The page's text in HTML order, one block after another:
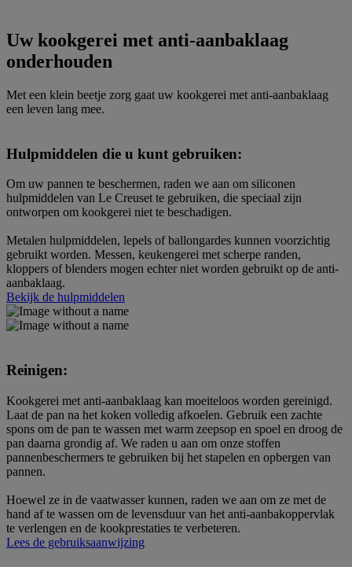
Uw kookgerei met anti-aanbaklaag
onderhouden
Met een klein beetje zorg gaat uw kookgerei met anti-aanbaklaag
een leven lang mee.
Hulpmiddelen die u kunt gebruiken:
Om uw pannen te beschermen, raden we aan om siliconen
hulpmiddelen van Le Creuset te gebruiken, die speciaal zijn
ontworpen om kookgerei niet te beschadigen.
Metalen hulpmiddelen, lepels of ballongardes kunnen voorzichtig
gebruikt worden. Messen, keukengerei met scherpe randen,
kloppers of blenders mogen echter niet worden gebruikt op de anti-
aanbaklaag.
Bekijk de hulpmiddelen
Reinigen:
Kookgerei met anti-aanbaklaag kan moeiteloos worden gereinigd.
Laat de pan na het koken volledig afkoelen. Gebruik een zachte
spons om de pan te wassen met warm zeepsop en spoel en droog de
pan daarna grondig af. We raden u aan om onze stoffen
pannenbeschermers te gebruiken bij het stapelen en opbergen van
pannen.
Hoewel ze in de vaatwasser kunnen, raden we aan om ze met de
hand af te wassen om de levensduur van het anti-aanbakoppervlak
te verlengen en de kookprestaties te verbeteren.
Lees de gebruiksaanwijzing